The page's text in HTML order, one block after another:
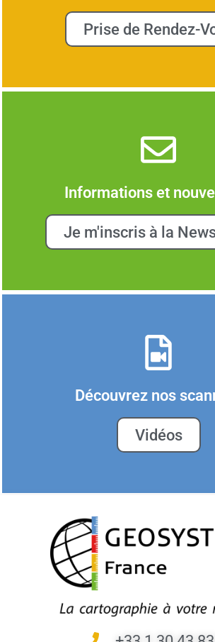
Prise de Rendez-
Informations et
Je m'inscris à la
Découvrez nos
Vidéos